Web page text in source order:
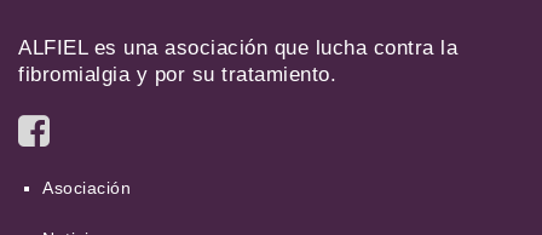
ALFIEL es una asociación que lucha contra la
fibromialgia y por su tratamiento.
Asociación